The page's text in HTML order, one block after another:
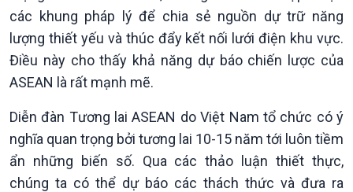
các khung pháp lý để chia sẻ nguồn dự trữ năng
lượng thiết yếu và thúc đẩy kết nối lưới điện khu vực.
Điều này cho thấy khả năng dự báo chiến lược của
ASEAN là rất mạnh mẽ.
Diễn đàn Tương lai ASEAN do Việt Nam tổ chức có ý
nghĩa quan trọng bởi tương lai 10-15 năm tới luôn tiềm
ẩn những biến số. Qua các thảo luận thiết thực,
chúng ta có thể dự báo các thách thức và đưa ra